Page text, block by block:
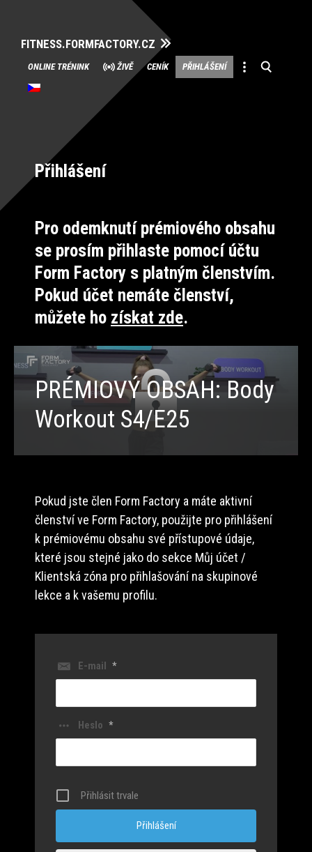
FITNESS.FORMFACTORY.CZ
Přeskočit
na
obsah
ONLINE TRÉNINK ŽIVĚ CENÍK PŘIHLÁŠENÍ
Přihlášení
Pro odemknutí prémiového obsahu
se prosím přihlaste pomocí účtu
Form Factory s platným členstvím.
Pokud účet nemáte členství,
můžete ho získat zde.
PRÉMIOVÝ OBSAH: Body
Workout S4/E25
Pokud jste člen Form Factory a máte aktivní
členství ve Form Factory, použijte pro přihlášení
k prémiovému obsahu své přístupové údaje,
které jsou stejné jako do sekce Můj účet /
Klientská zóna pro přihlašování na skupinové
lekce a k vašemu profilu.
E-mail *
Heslo *
Přihlásit trvale